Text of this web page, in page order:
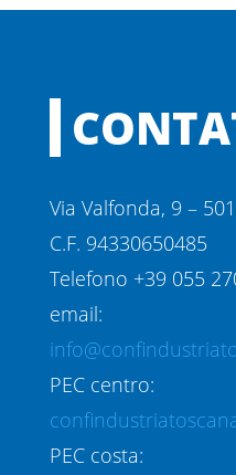
Via Valfonda, 9 –
C.F. 94330650485
Telefono +39 055
email:
PEC centro:
PEC costa: